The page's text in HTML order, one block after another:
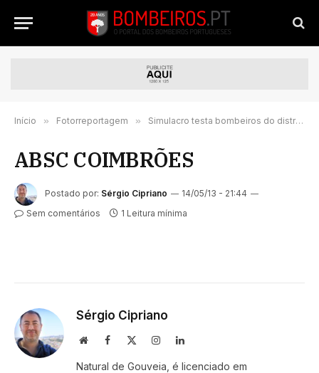
Início » Fotorreportagem » Simulacro testa bombeiros do distrito do Porto
ABSC COIMBRÕES
Postado por: Sérgio Cipriano
14/05/13 - 21:44
Sem comentários
1 Leitura mínima
Sérgio Cipriano
WebsiteFacebook InstagramLinkedIn
Natural de Gouveia, é licenciado em